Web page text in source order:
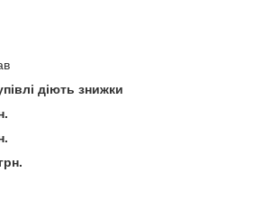
діють знижки